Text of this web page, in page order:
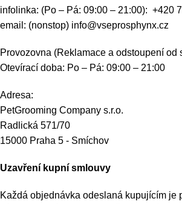
infolinka: (Po – Pá: 09:00 – 21:00): +420
email: (nonstop) info@vseprosphynx.cz
Provozovna (Reklamace a odstoupení od
Otevírací doba: Po – Pá: 09:00 – 21:00
Adresa:
PetGrooming Company s.r.o.
Radlická 571/70
15000 Praha 5 - Smíchov
Uzavření kupní smlouvy
Každá objednávka odeslaná kupujícím je